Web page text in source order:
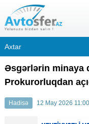
Əsgərlərin minaya
Prokurorluqdan
Hadisə 12 May 2026 11:00